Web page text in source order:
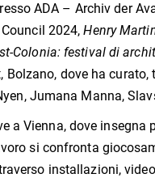
ADA – Archiv der
Council 2024,Henry
Colonia: festival di
dove ha
Jumana Manna,
a Vienna, dove
si confronta
installazioni,